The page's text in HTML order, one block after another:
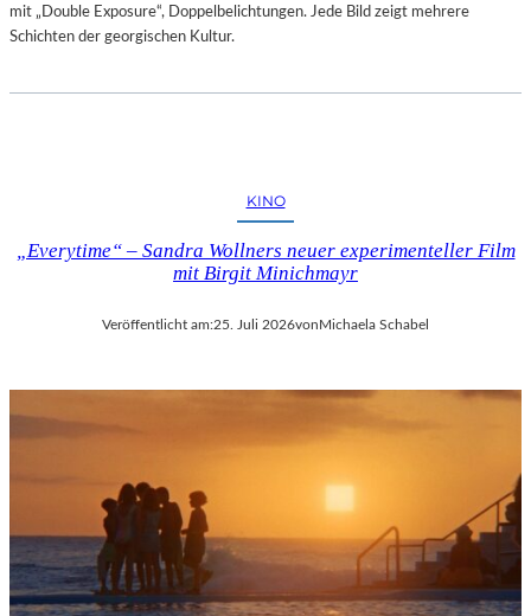
mit „Double Exposure“, Doppelbelichtungen. Jede Bild zeigt mehrere
Schichten der georgischen Kultur.
KINO
„Everytime“ – Sandra Wollners neuer experimenteller Film
mit Birgit Minichmayr
Veröffentlicht am:25. Juli 2026von Michaela Schabel